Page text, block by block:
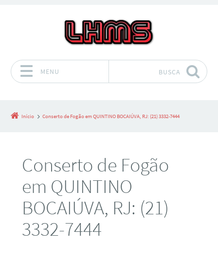
MENU BUSCA
Início Conserto de Fogão em QUINTINO BOCAIÚVA, RJ: (21) 3332-7444
Conserto de Fogão
em QUINTINO
BOCAIÚVA, RJ: (21)
3332-7444